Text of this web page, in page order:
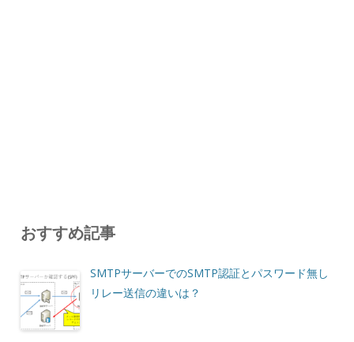
おすすめ記事
SMTPサーバーでのSMTP認証とパスワード無し
リレー送信の違いは？